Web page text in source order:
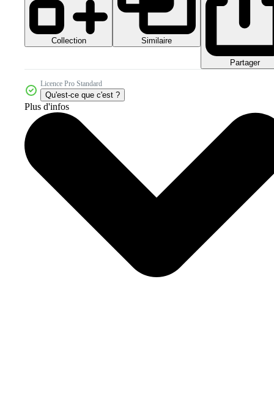
Collection Similaire
Partager
Licence Pro Standard
Qu'est-ce que c'est ?
Plus d'infos